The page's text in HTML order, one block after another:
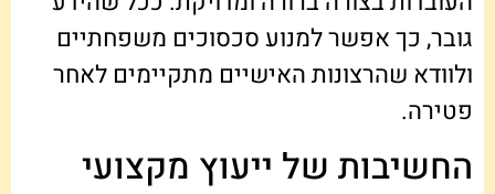
גובר, כך אפשר למנוע סכסוכים משפחתיים
ולוודא שהרצונות האישיים מתקיימים לאחר
פטירה.
החשיבות של ייעוץ מקצועי